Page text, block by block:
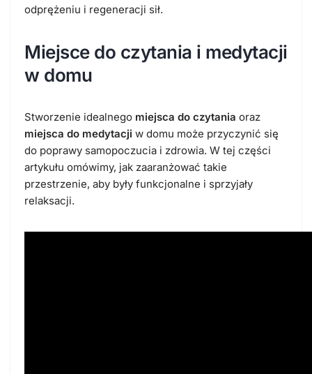
odprężeniu i regeneracji sił.
Miejsce do czytania i medytacji
w domu
Stworzenie idealnego miejsca do czytania oraz
miejsca do medytacji w domu może przyczynić się
do poprawy samopoczucia i zdrowia. W tej części
artykułu omówimy, jak zaaranżować takie
przestrzenie, aby były funkcjonalne i sprzyjały
relaksacji.